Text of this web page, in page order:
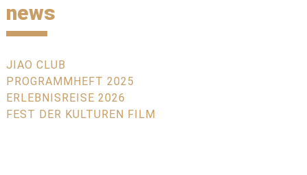
news
JIAO CLUB
PROGRAMMHEFT 2025
ERLEBNISREISE 2026
FEST DER KULTUREN FILM